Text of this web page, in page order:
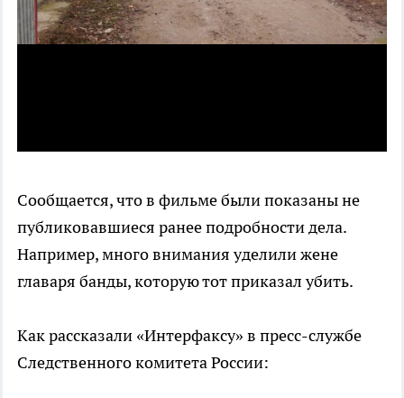
Сообщается, что в фильме были показаны не
публиковавшиеся ранее подробности дела.
Например, много внимания уделили жене
главаря банды, которую тот приказал убить.
Как рассказали «Интерфаксу» в пресс-службе
Следственного комитета России: